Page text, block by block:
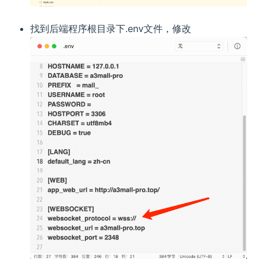
找到后端程序根目录下.env文件，修改